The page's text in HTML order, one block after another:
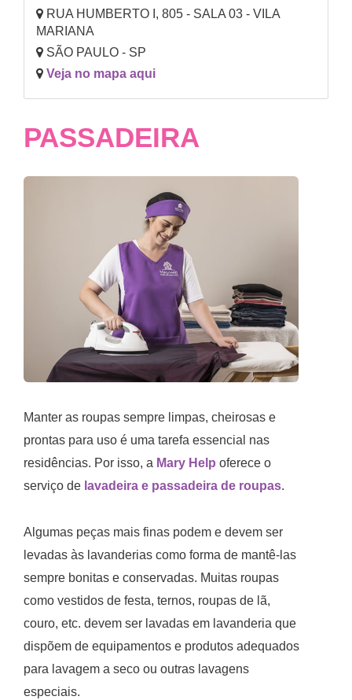
RUA HUMBERTO I, 805 - SALA 03 - VILA
MARIANA
SÃO PAULO - SP
Veja no mapa aqui
PASSADEIRA
Manter as roupas sempre limpas, cheirosas e
prontas para uso é uma tarefa essencial nas
residências. Por isso, a Mary Help oferece o
serviço de lavadeira e passadeira de roupas.
Algumas peças mais finas podem e devem ser
levadas às lavanderias como forma de mantê-las
sempre bonitas e conservadas. Muitas roupas
como vestidos de festa, ternos, roupas de lã,
couro, etc. devem ser lavadas em lavanderia que
dispõem de equipamentos e produtos adequados
para lavagem a seco ou outras lavagens
especiais.